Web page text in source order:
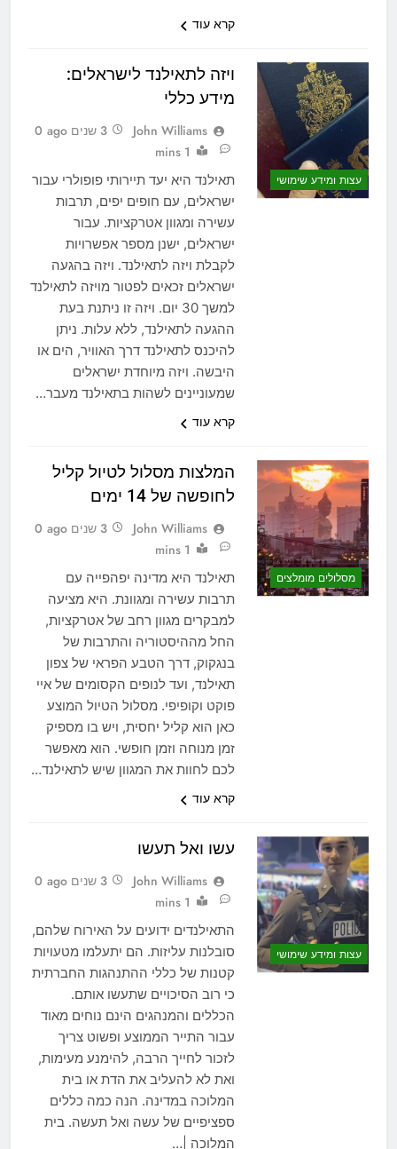
קרא עוד
עצות ומידע שימושי
ויזה לתאילנד לישראלים:
מידע כללי
John Williams 3 שנים ago
0
1 mins
תאילנד היא יעד תיירותי פופולרי עבור
ישראלים, עם חופים יפים, תרבות
עשירה ומגוון אטרקציות. עבור
ישראלים, ישנן מספר אפשרויות
לקבלת ויזה לתאילנד. ויזה בהגעה
ישראלים זכאים לפטור מויזה לתאילנד
למשך 30 יום. ויזה זו ניתנת בעת
ההגעה לתאילנד, ללא עלות. ניתן
להיכנס לתאילנד דרך האוויר, הים או
היבשה. ויזה מיוחדת ישראלים
שמעוניינים לשהות בתאילנד מעבר…
קרא עוד
מסלולים מומלצים
המלצות מסלול לטיול קליל
לחופשה של 14 ימים
John Williams 3 שנים ago
0
1 mins
תאילנד היא מדינה יפהפייה עם
תרבות עשירה ומגוונת. היא מציעה
למבקרים מגוון רחב של אטרקציות,
החל מההיסטוריה והתרבות של
בנגקוק, דרך הטבע הפראי של צפון
תאילנד, ועד לנופים הקסומים של איי
פוקט וקופיפי. מסלול הטיול המוצע
כאן הוא קליל יחסית, ויש בו מספיק
זמן מנוחה וזמן חופשי. הוא מאפשר
לכם לחוות את המגוון שיש לתאילנד…
קרא עוד
עצות ומידע שימושי
עשו ואל תעשו
John Williams 3 שנים ago
0
1 mins
התאילנדים ידועים על האירוח שלהם,
סובלנות עליזות. הם יתעלמו מטעויות
קטנות של כללי ההתנהגות החברתית
כי רוב הסיכויים שתעשו אותם.
הכללים והמנהגים הינם נוחים מאוד
עבור התייר הממוצע ופשוט צריך
לזכור לחייך הרבה, להימנע מעימות,
ואת לא להעליב את הדת או בית
המלוכה במדינה. הנה כמה כללים
ספציפיים של עשה ואל תעשה. בית
המלוכה |…